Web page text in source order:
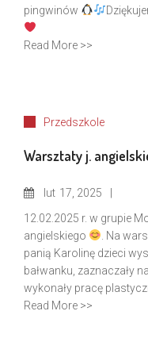
pingwinów
Read More >>
Przedszkole
Warsztaty j.
lut 17, 2025
12.02.2025 r. w grupie
angielskiego
. Na
panią Karolinę dzieci
bałwanku, zaznaczały
wykonały pracę
Read More >>